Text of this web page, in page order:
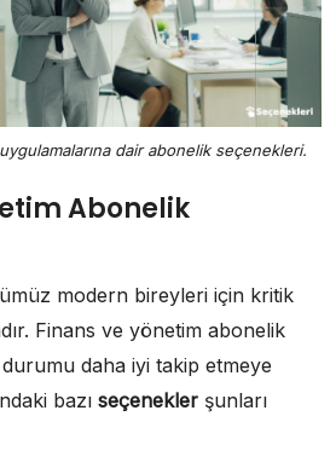
dair abonelik seçenekleri.
Abonelik
modern bireyleri için kritik
Finans ve yönetim abonelik
daha iyi takip etmeye
bazı seçenekler şunları